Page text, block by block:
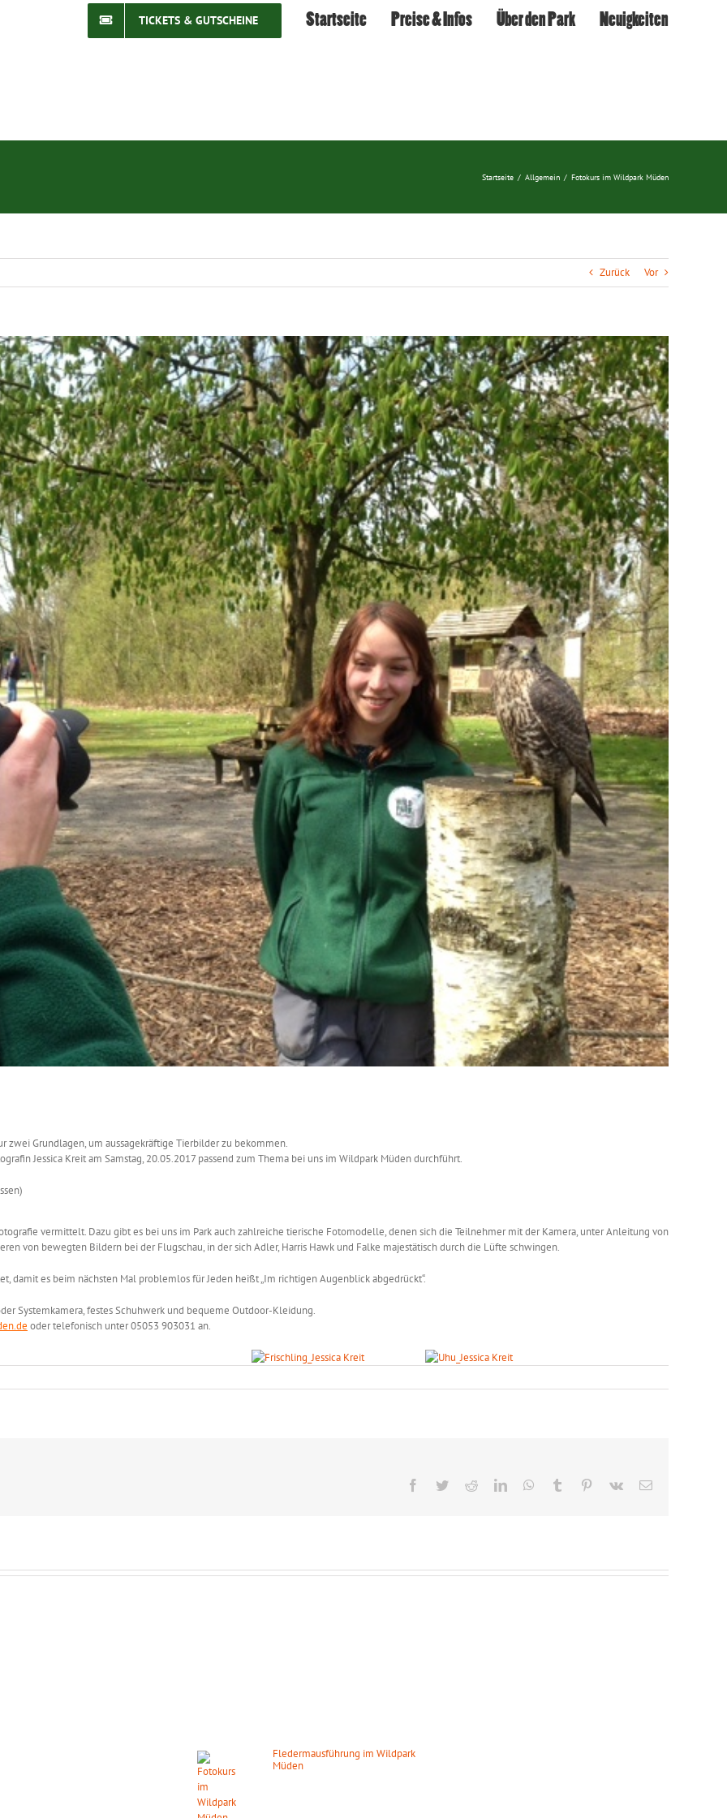
TICKETS & GUTSCHEINE Startseite Preise & Infos Über den Park Neuigkeiten
Startseite / Allgemein / Fotokurs im Wildpark Müden
Zurück Vor
Grundlagen, um aussagekräftige Tierbilder zu bekommen.
Jessica Kreitam Samstag, 20.05.2017 passend zum Thema bei uns im Wildpark Müden durchführt.
vermittelt. Dazu gibt es bei uns im Park auch zahlreiche tierische Fotomodelle, denen sich die Teilnehmer mit der Kamera, unter Anleitung von
von bewegten Bildern bei der Flugschau, in der sich Adler, Harris Hawk und Falke majestätisch durch die Lüfte schwingen.
damit es beim nächsten Mal problemlos für Jeden heißt „Im richtigen Augenblick abgedrückt“.
Systemkamera, festes Schuhwerk und bequeme Outdoor-Kleidung.
oder telefonisch unter 05053 903031 an.
Facebook
TwitterRedditLinkedInWhatsApp
Tumblr Pinterest
Vk
E-
Fledermausführung im Wildpark
Müden